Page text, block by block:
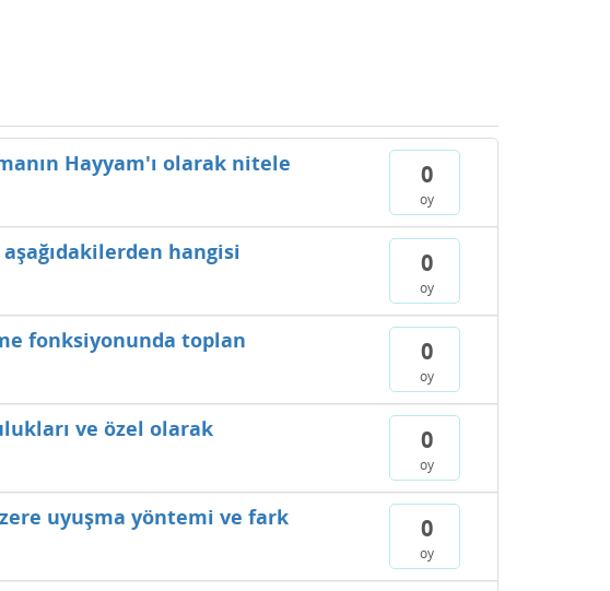
0
oy
Hayyam'ı olarak nitele
0
oy
hangisi
0
oy
fonksiyonunda toplan
0
oy
ve özel olarak
0
oy
uyuşma yöntemi ve fark